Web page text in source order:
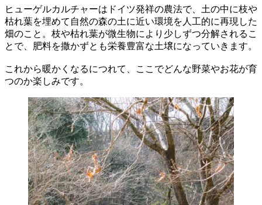
ヒューゲルカルチャーはドイツ発祥の農法で、土の中に枝や
枯れ葉を埋めて自然の森の土に近い環境を人工的に再現した
畑のこと。枝や枯れ葉が微生物により少しずつ分解されるこ
とで、肥料を撒かずとも栄養豊富な土壌になっていきます。
これから暖かくなるにつれて、ここでどんな野菜やお花が育
つのか楽しみです。